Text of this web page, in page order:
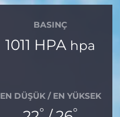
BASINÇ
1011 HPA hpa
EN DÜŞÜK / EN YÜKSEK
° °